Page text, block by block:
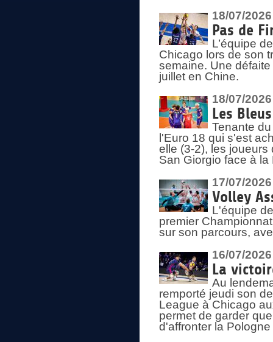
18/07/2026
Pas de
L’équipe
Chicago lors de son
semaine. Une
juillet en Chine.
18/07/2026
Les
Tenante
l'Euro 18 qui s'est
elle (3-2), les
San Giorgio face à la
17/07/2026
Volley
L'équipe
premier
sur son parcours,
16/07/2026
La
Au
remporté jeudi son
League à Chicago
permet de garder
d'affronter la